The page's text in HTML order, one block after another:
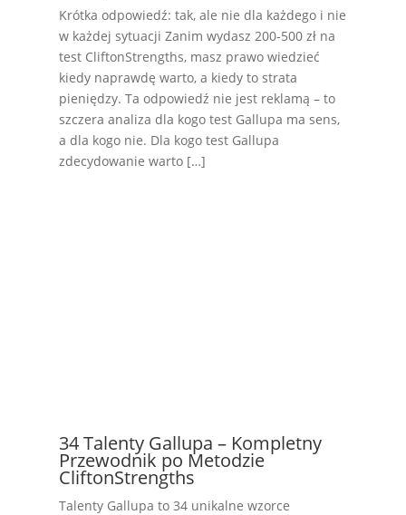
Krótka odpowiedź: tak, ale nie dla każdego i nie
w każdej sytuacji Zanim wydasz 200-500 zł na
test CliftonStrengths, masz prawo wiedzieć
kiedy naprawdę warto, a kiedy to strata
pieniędzy. Ta odpowiedź nie jest reklamą – to
szczera analiza dla kogo test Gallupa ma sens,
a dla kogo nie. Dla kogo test Gallupa
zdecydowanie warto […]
34 Talenty Gallupa – Kompletny
Przewodnik po Metodzie
CliftonStrengths
Talenty Gallupa to 34 unikalne wzorce